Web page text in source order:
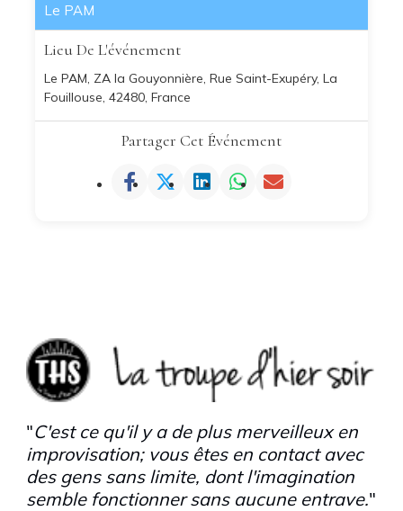
Le PAM
Lieu De L'événement
Le PAM, ZA la Gouyonnière, Rue Saint-Exupéry, La
Fouillouse, 42480, France
Partager Cet Événement
"C'est ce qu'il y a de plus merveilleux en
improvisation; vous êtes en contact avec
des gens sans limite, dont l'imagination
semble fonctionner sans aucune entrave."